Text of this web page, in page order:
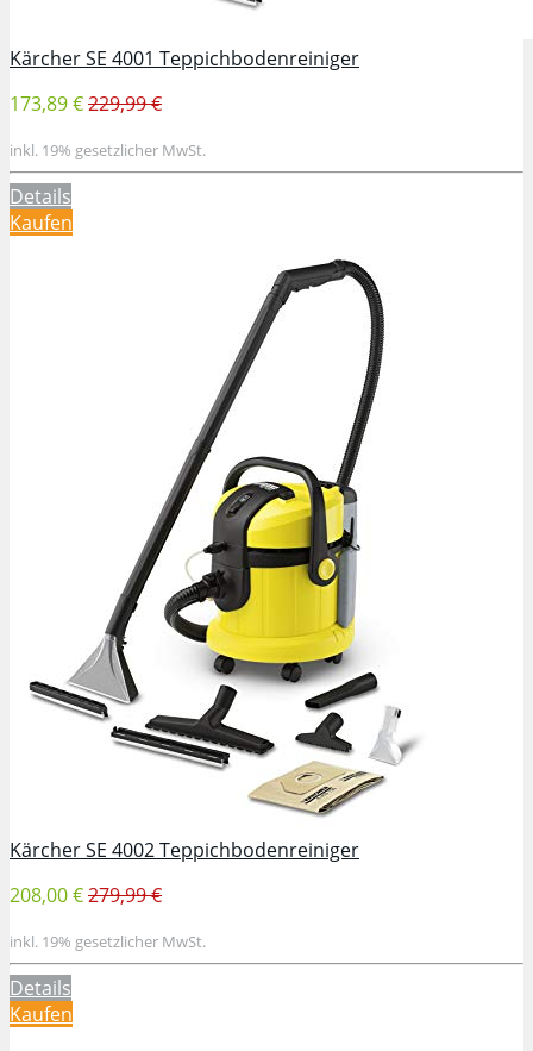
Kärcher SE 4001 Teppichbodenreiniger
173,89 €229,99 €
inkl. 19% gesetzlicher MwSt.
Details
Kaufen
Kärcher SE 4002 Teppichbodenreiniger
208,00 €279,99 €
inkl. 19% gesetzlicher MwSt.
Details
Kaufen